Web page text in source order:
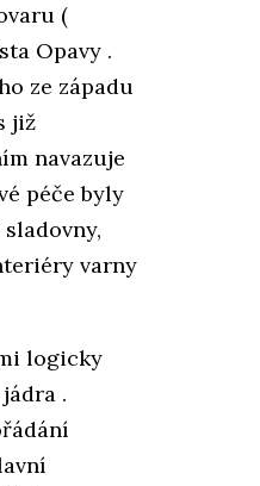
(
Opavy .
ze západu
již
navazuje
péče byly
varny
logicky
.